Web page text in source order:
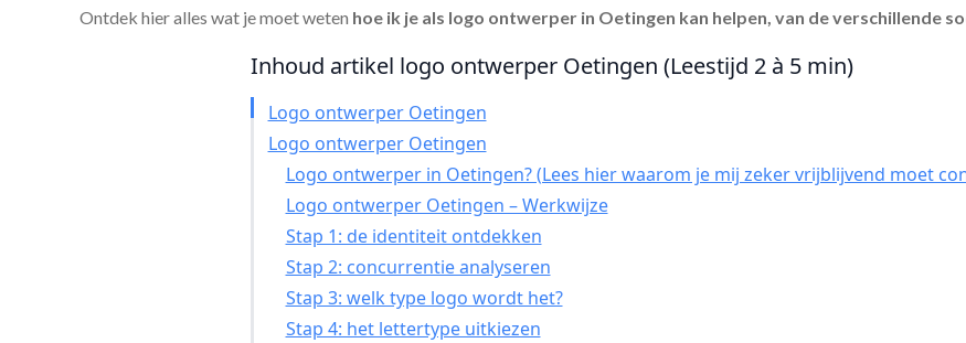
Ontdek hier alles wat je moet weten hoe ik je als logo ontwerper in Oetingen kan helpen, van de verschillende
Inhoud artikel logo ontwerper Oetingen (Leestijd 2 à 5 min)
Logo ontwerper Oetingen
Logo ontwerper Oetingen
Logo ontwerper in Oetingen? (Lees hier waarom je mij zeker vrijblijvend moet
Logo ontwerper Oetingen – Werkwijze
Stap 1: de identiteit ontdekken
Stap 2: concurrentie analyseren
Stap 3: welk type logo wordt het?
Stap 4: het lettertype uitkiezen